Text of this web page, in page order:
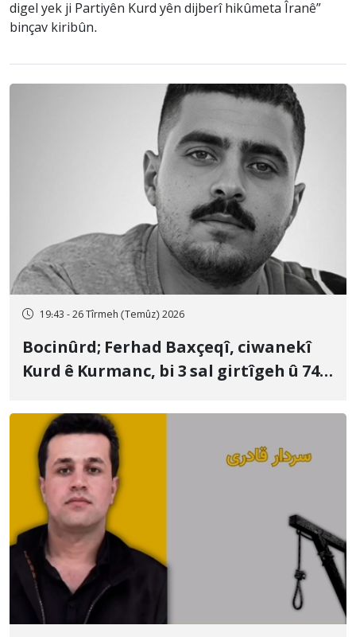
digel yek ji Partiyên Kurd yên dijberî hikûmeta Îranê”
binçav kiribûn.
19:43 - 26 Tîrmeh (Temûz) 2026
Bocinûrd; Ferhad Baxçeqî, ciwanekî
Kurd ê Kurmanc, bi 3 sal girtîgeh û 74